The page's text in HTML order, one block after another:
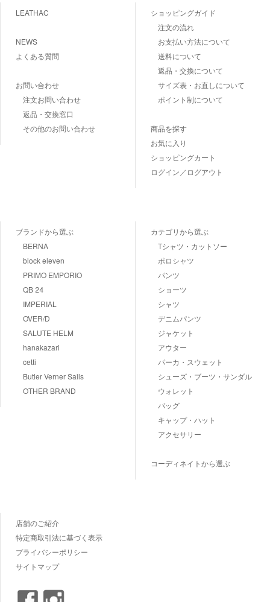
LEATHAC
NEWS
よくある質問
お問い合わせ
注文お問い合わせ
返品・交換窓口
その他のお問い合わせ
ショッピングガイド
注文の流れ
お支払い方法について
送料について
返品・交換について
サイズ表・お直しについて
ポイント制について
商品を探す
お気に入り
ショッピングカート
ログイン／ログアウト
ブランドから選ぶ
BERNA
block eleven
PRIMO EMPORIO
QB 24
IMPERIAL
OVER/D
SALUTE HELM
hanakazari
cetti
Butler Verner Sails
OTHER BRAND
カテゴリから選ぶ
Tシャツ・カットソー
ポロシャツ
パンツ
ショーツ
シャツ
デニムパンツ
ジャケット
アウター
パーカ・スウェット
シューズ・ブーツ・サンダル
ウォレット
バッグ
キャップ・ハット
アクセサリー
コーディネイトから選ぶ
店舗のご紹介
特定商取引法に基づく表示
プライバシーポリシー
サイトマップ